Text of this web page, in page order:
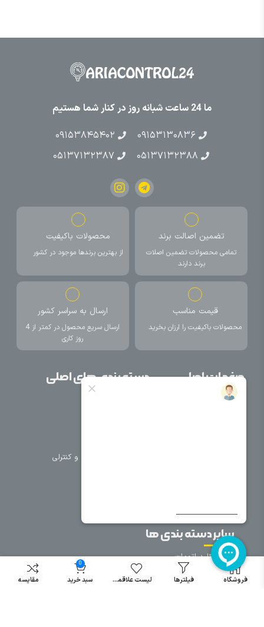
ما 24 ساعت شبانه روز در کنار شما هستیم
۰۹۱۵۳۱۳۰۸۳۶
۰۹۱۵۳۸۴۵۴۰۲
۰۵۱۳۷۱۳۲۳۸۸
۰۵۱۳۷۱۳۲۳۸۷
تضمین اصالت برند
تمامی محصولات تضمین اصلات
برند دارند
محصولات باکیفیت
از بهترین برندها موجود در کشور
قیمت مناسب
محصولات باکیفیت را ارزان بخرید
ارسال به سراسر کشور
ارسال سریع محصول در کمتر از 4
روز کاری
صفحات اصلی
خانه
دسته بندی های اصلی
تجهیزات حفاظتی و کنترلی
سایر دسته بندی ها
خرید کلید اتومات
خرید کنتاکتور
خرید فیوز
فروشگاه فیلترها لیست علاقمندی
0
سبد خرید مقایسه